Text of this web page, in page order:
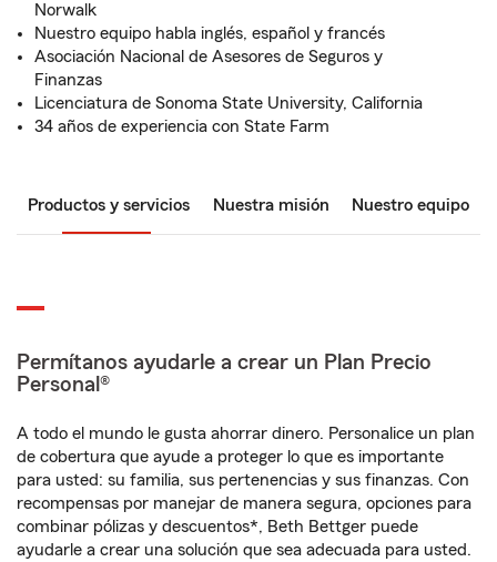
Norwalk
Nuestro equipo habla inglés, español y francés
Asociación Nacional de Asesores de Seguros y
Finanzas
Licenciatura de Sonoma State University, California
34 años de experiencia con State Farm
Productos y servicios Nuestra misión Nuestro equipo
Permítanos ayudarle a crear un Plan Precio
Personal®
A todo el mundo le gusta ahorrar dinero. Personalice un plan
de cobertura que ayude a proteger lo que es importante
para usted: su familia, sus pertenencias y sus finanzas. Con
recompensas por manejar de manera segura, opciones para
combinar pólizas y descuentos*, Beth Bettger puede
ayudarle a crear una solución que sea adecuada para usted.